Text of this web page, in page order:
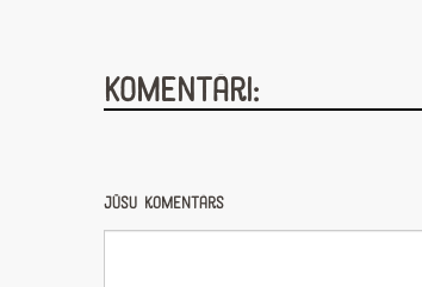
Komentāri:
Jūsu komentārs